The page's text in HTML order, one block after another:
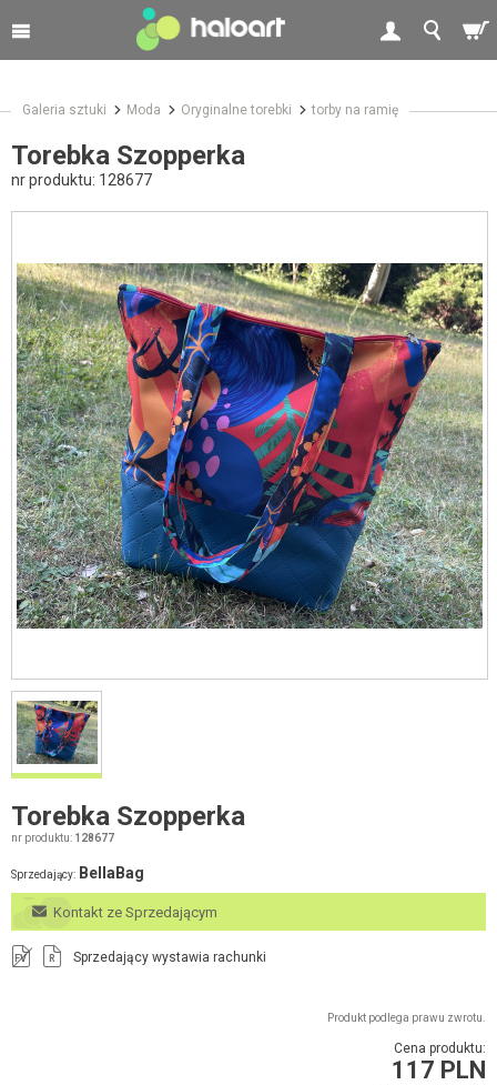
Galeria sztuki Moda Oryginalne torebki torby na ramię
Torebka Szopperka
nr produktu: 128677
Torebka Szopperka
nr produktu: 128677
Sprzedający: BellaBag
Kontakt ze Sprzedającym
FV R Sprzedający wystawia rachunki
Produkt podlega prawu zwrotu.
Cena produktu:
117 PLN